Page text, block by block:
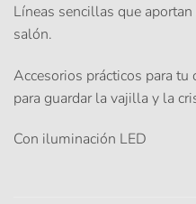
Líneas sencillas que
salón.
Accesorios prácticos para tu
para guardar la vajilla y la
Con iluminación LED